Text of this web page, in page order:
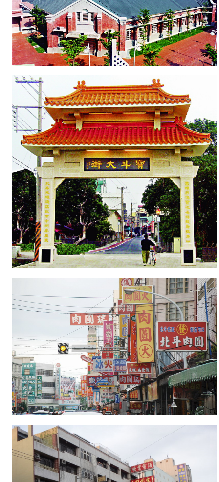
步
其
間，
偶
爾
陣
的
香
味，
名
的
李
老
城
肉
鋪
的
肉
與
北
圓
的
香
味
時
而
撲
鼻